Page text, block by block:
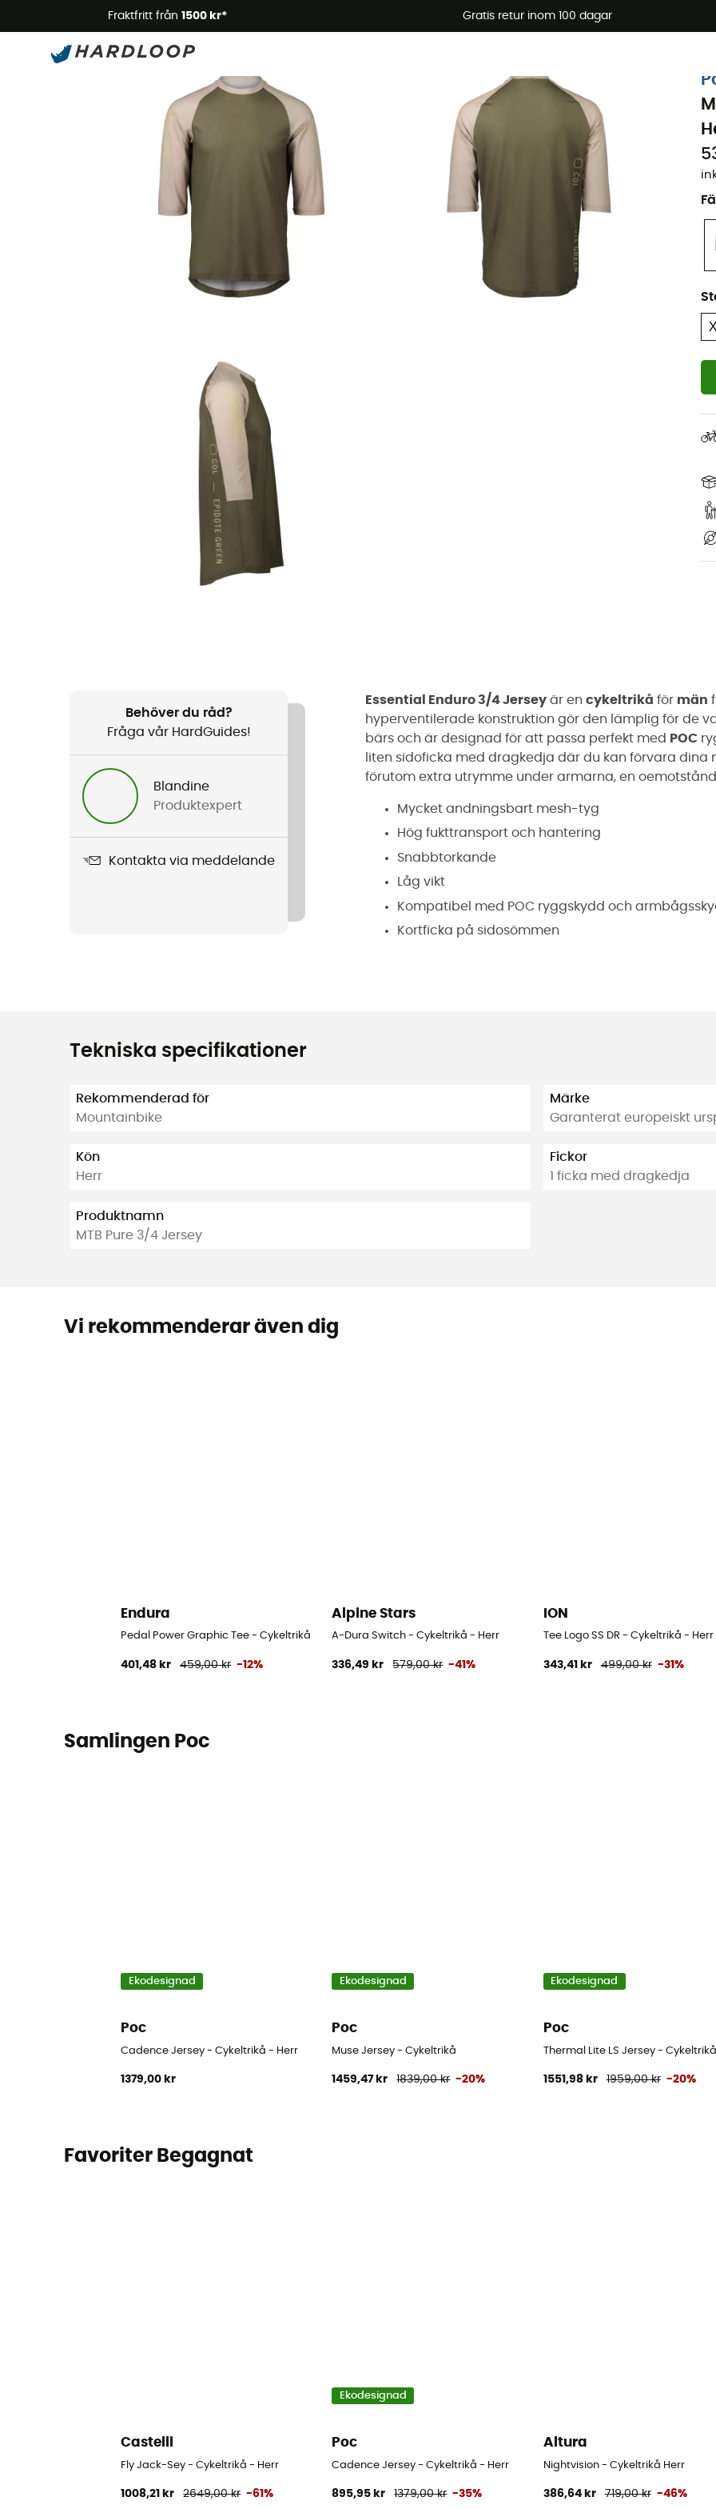
Fraktfritt från 1500 kr* Gratis retur inom 100 dagar
Sommarerbjudanden 🔥 -5 % EXTRA vid köp av 2 produkter* kod
Behöver du råd?
Fråga vår HardGuides!
Blandine
Produktexpert
Kontakta via meddelande
Essential Enduro 3/4 Jersey är en cykeltrikå för män
hyperventilerade konstruktion gör den lämplig för de
bärs och är designad för att passa perfekt med
POC
liten sidoficka med dragkedja där du kan förvara
förutom extra utrymme under armarna, en
Mycket andningsbart mesh-tyg
Hög fukttransport och hantering
Snabbtorkande
Låg vikt
Kompatibel med POC ryggskydd och
Kortficka på sidosömmen
Tekniska specifikationer
Rekommenderad för
Mountainbike
Kön
Herr
Produktnamn
MTB Pure 3/4 Jersey
Märke
Garanterat europeiskt
Fickor
1 ficka med dragkedja
Vi rekommenderar även dig
Endura
Pedal Power Graphic Tee - Cykeltrikå
401,48 kr 459,00 kr -12%
Alpine Stars
A-Dura Switch - Cykeltrikå - Herr
336,49 kr 579,00 kr -41%
ION
Tee Logo SS DR - Cykeltrikå - Herr
343,41 kr 499,00 kr -31%
Samlingen Poc
Ekodesignad
Poc
Cadence Jersey - Cykeltrikå - Herr
1379,00 kr
Ekodesignad
Poc
Muse Jersey - Cykeltrikå
1459,47 kr 1839,00 kr -20%
Ekodesignad
Poc
Thermal Lite LS Jersey - Cykeltrikå
1551,98 kr 1959,00 kr -20%
Favoriter Begagnat
Castelli
Fly Jack-Sey - Cykeltrikå - Herr
1008,21 kr 2649,00 kr -61%
Ekodesignad
Poc
Cadence Jersey - Cykeltrikå - Herr
895,95 kr 1379,00 kr -35%
Altura
Nightvision - Cykeltrikå Herr
386,64 kr 719,00 kr -46%